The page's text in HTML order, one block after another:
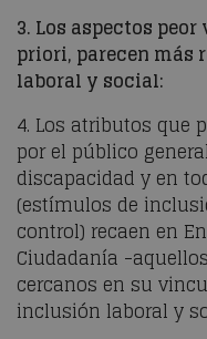
3. Los aspectos
priori, parecen más
laboral y social:
4. Los atributos que
por el público
discapacidad y en
(estímulos de
control) recaen en
Ciudadanía -
cercanos en su
inclusión laboral y